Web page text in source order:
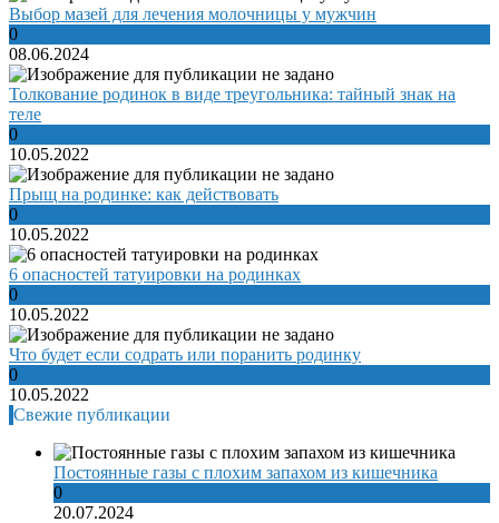
Выбор мазей для лечения молочницы у мужчин
0
08.06.2024
Толкование родинок в виде треугольника: тайный знак на
теле
0
10.05.2022
Прыщ на родинке: как действовать
0
10.05.2022
6 опасностей татуировки на родинках
0
10.05.2022
Что будет если содрать или поранить родинку
0
10.05.2022
Свежие публикации
Постоянные газы с плохим запахом из кишечника
0
20.07.2024